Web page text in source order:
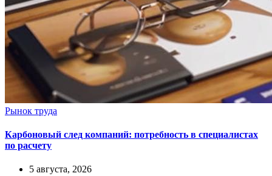
Рынок труда
Карбоновый след компаний: потребность в специалистах
по расчету
5 августа, 2026